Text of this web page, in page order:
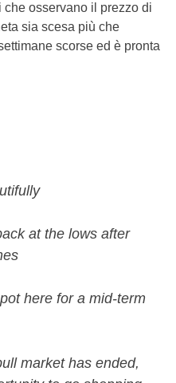
osservano il prezzo di
sia scesa più che
scorse ed è pronta
at the lows after
here for a mid-term
market has ended,